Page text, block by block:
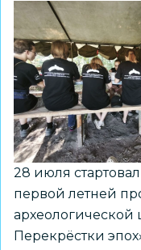
28 июля
первой летней
археологической
Перекрёстки